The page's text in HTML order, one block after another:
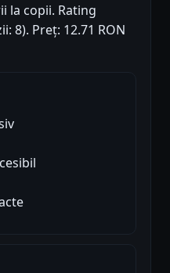
la copii. Rating
8). Preț: 12.71 RON